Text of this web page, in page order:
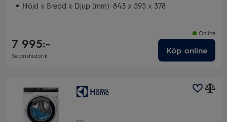
Höjd x Bredd x Djup (mm): 843 x 595 x 378
7 995:-
Se prishistorik
Online
Köp online